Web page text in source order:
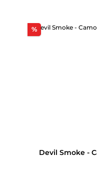
%Rabatt
Devil Smoke -